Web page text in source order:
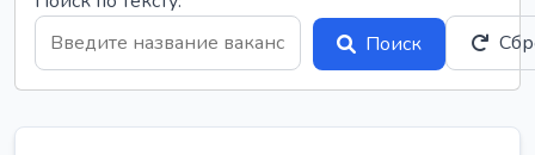
Поиск